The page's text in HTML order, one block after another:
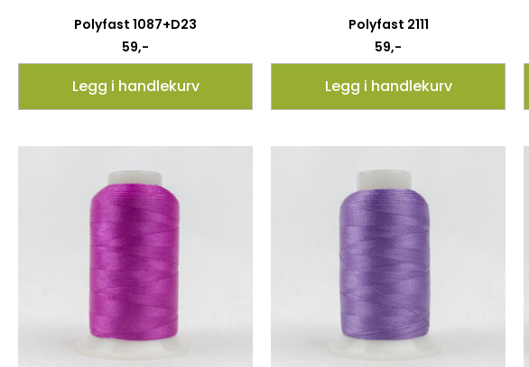
Polyfast 1087+D23
59,-
Legg i handlekurv
Polyfast 2111
59,-
Legg i handlekurv